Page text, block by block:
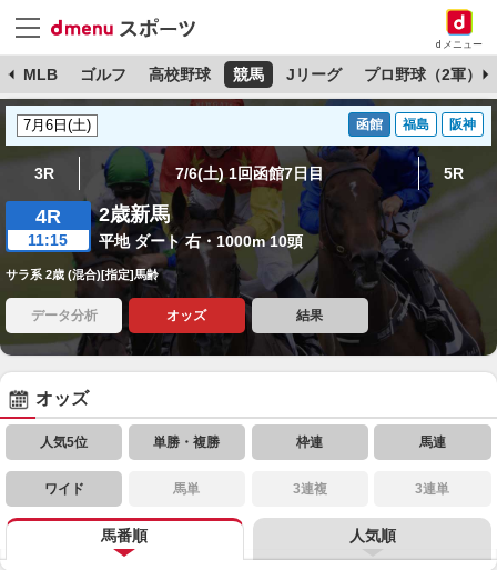
dメニュー
MLB ゴルフ 高校野球 競馬 Jリーグ プロ野球（2軍）
函館 福島 阪神
3R 7/6(土) 1回函館7日目 5R
4R
11:15
2歳新馬
平地 ダート 右・1000m 10頭
サラ系 2歳 (混合)[指定]馬齢
データ分析 オッズ 結果
オッズ
人気5位 単勝・複勝 枠連 馬連
ワイド 馬単 3連複 3連単
馬番順 人気順